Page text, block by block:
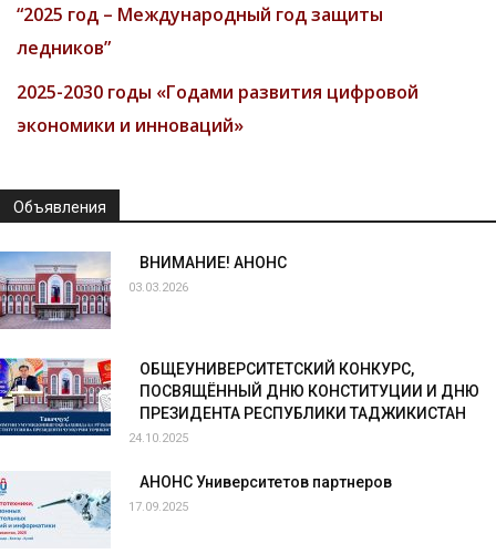
“2025 год – Международный год защиты
ледников”
2025-2030 годы «Годами развития цифровой
экономики и инноваций»
Объявления
ВНИМАНИЕ! АНОНС
03.03.2026
ОБЩЕУНИВЕРСИТЕТСКИЙ КОНКУРС,
ПОСВЯЩЁННЫЙ ДНЮ КОНСТИТУЦИИ И ДНЮ
ПРЕЗИДЕНТА РЕСПУБЛИКИ ТАДЖИКИСТАН
24.10.2025
АНОНС Университетов партнеров
17.09.2025